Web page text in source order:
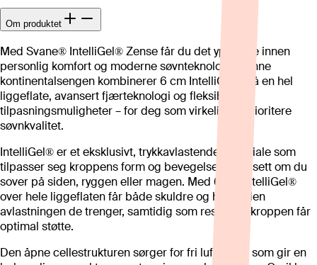
Om produktet
Med Svane® IntelliGel® Zense får du det ypperste innen
personlig komfort og moderne søvnteknologi. Denne
kontinentalsengen kombinerer 6 cm IntelliGel® på en hel
liggeflate, avansert fjærteknologi og fleksible
tilpasningsmuligheter – for deg som virkelig vil prioritere
søvnkvalitet.
IntelliGel® er et eksklusivt, trykkavlastende materiale som
tilpasser seg kroppens form og bevegelser – uansett om du
sover på siden, ryggen eller magen. Med 6 cm IntelliGel®
over hele liggeflaten får både skuldre og hofter den
avlastningen de trenger, samtidig som resten av kroppen får
optimal støtte.
Den åpne cellestrukturen sørger for fri luftstrøm, som gir en